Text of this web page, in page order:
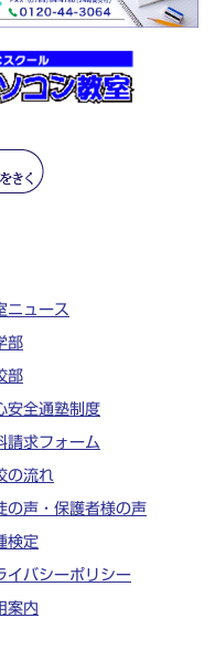
ニュース
部
部
安全通塾制度
請求フォーム
の流れ
の声・保護者様の声
検定
イバシーポリシー
案内